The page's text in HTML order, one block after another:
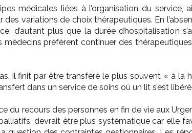
médicales liées à l’organisation du service,
des variations de choix thérapeutiques. En
d’autant plus que la durée d’hospitalisation
médecins préfèrent continuer des
il finit par être transféré le plus souvent « à la
dans un service de soins où un lit s’est
du recours des personnes en fin de vie aux
devrait être plus systématique car elle